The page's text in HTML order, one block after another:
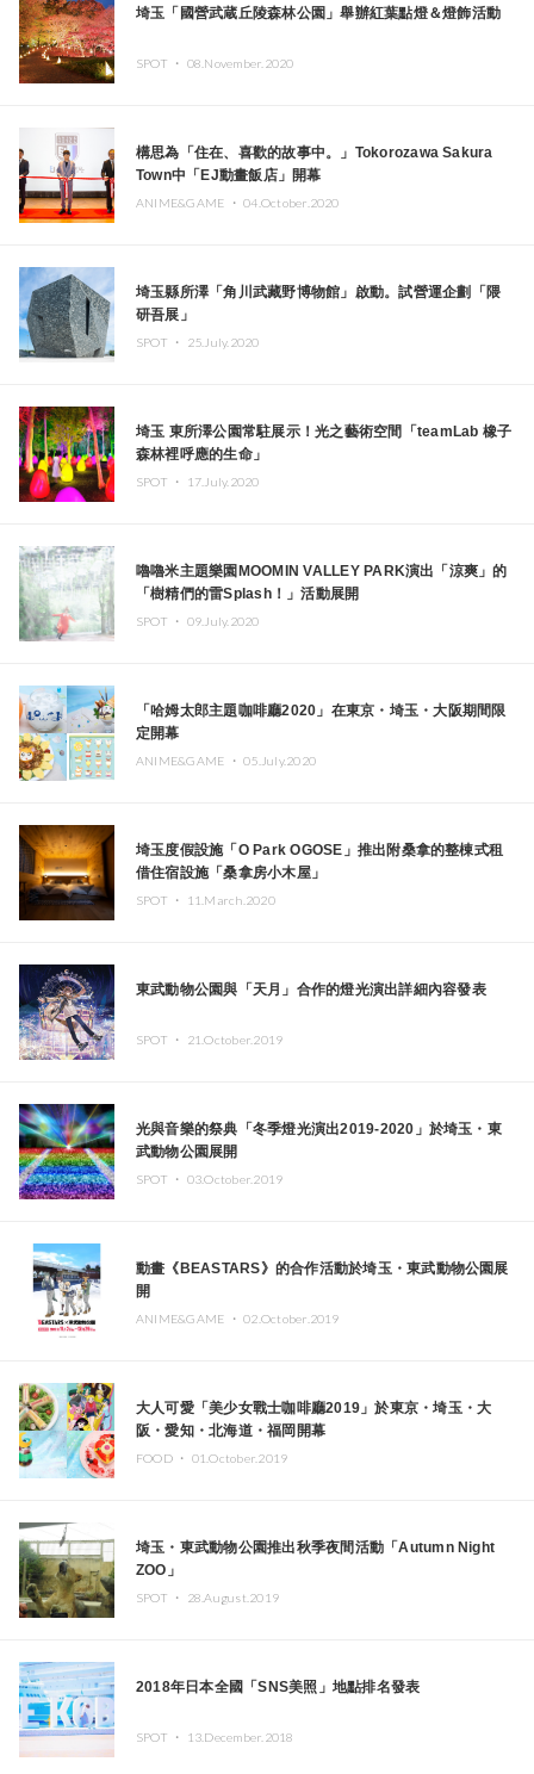
埼玉「國營武蔵丘陵森林公園」舉辦紅葉點燈＆燈飾活動
SPOT ・ 08.November.2020
構思為「住在、喜歡的故事中。」Tokorozawa Sakura
Town中「EJ動畫飯店」開幕
ANIME&GAME ・04.October.2020
埼玉縣所澤「角川武藏野博物館」啟動。試營運企劃「隈
研吾展」
SPOT ・ 25.July.2020
埼玉 東所澤公園常駐展示！光之藝術空間「teamLab 橡子
森林裡呼應的生命」
SPOT ・ 17.July.2020
嚕嚕米主題樂園MOOMIN VALLEY PARK演出「涼爽」的
「樹精們的雷Splash！」活動展開
SPOT ・ 09.July.2020
「哈姆太郎主題咖啡廳2020」在東京・埼玉・大阪期間限
定開幕
ANIME&GAME ・05.July.2020
埼玉度假設施「O Park OGOSE」推出附桑拿的整棟式租
借住宿設施「桑拿房小木屋」
SPOT ・ 11.March.2020
東武動物公園與「天月」合作的燈光演出詳細內容發表
SPOT ・ 21.October.2019
光與音樂的祭典「冬季燈光演出2019-2020」於埼玉・東
武動物公園展開
SPOT ・ 03.October.2019
動畫《BEASTARS》的合作活動於埼玉・東武動物公園展
開
ANIME&GAME ・02.October.2019
大人可愛「美少女戰士咖啡廳2019」於東京・埼玉・大
阪・愛知・北海道・福岡開幕
FOOD ・ 01.October.2019
埼玉・東武動物公園推出秋季夜間活動「Autumn Night
ZOO」
SPOT ・ 28.August.2019
2018年日本全國「SNS美照」地點排名發表
SPOT ・ 13.December.2018